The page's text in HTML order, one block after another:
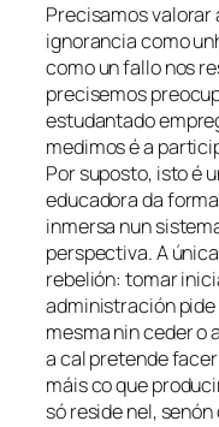
Precisamos valorar
ignorancia como
como un fallo nos
precisemos
estudantado
medimos é a
Por suposto, isto é
educadora da
inmersa nun
perspectiva. A
rebelión: tomar
administración pide
mesma nin ceder o
a cal pretende
máis co que
só reside nel,